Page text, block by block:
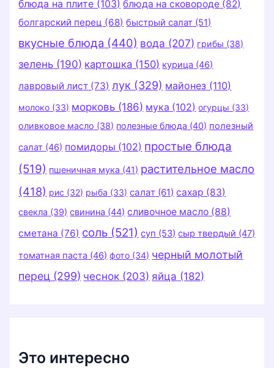
блюда на плите (103) блюда на сковороде (82)
болгарский перец (68) быстрый салат (51)
вкусные блюда (440) вода (207) грибы (38)
зелень (190) картошка (150) курица (46)
лавровый лист (73) лук (329) майонез (110)
молоко (33) морковь (186) мука (102) огурцы (33)
оливковое масло (38) полезные блюда (40) полезный
салат (46) помидоры (102) простые блюда
(519) пшеничная мука (41) растительное масло
(418) рис (32) рыба (33) салат (61) сахар (83)
свекла (39) свинина (44) сливочное масло (88)
сметана (76) соль (521) суп (53) сыр твердый (47)
томатная паста (46) фото (34) черный молотый
перец (299) чеснок (203) яйца (182)
Это интересно